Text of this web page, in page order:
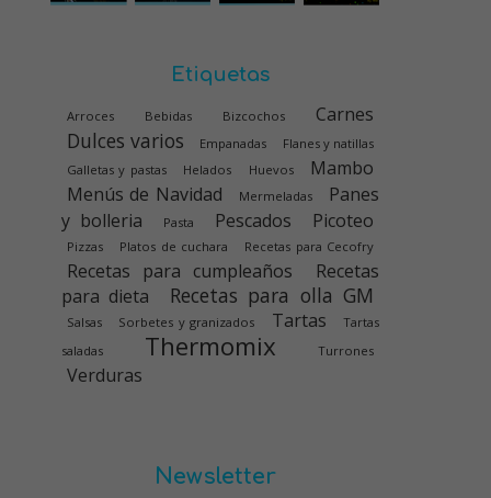
Etiquetas
Arroces Bebidas Bizcochos Carnes
Dulces varios Empanadas
Flanes y natillas
Galletas y pastas
Helados Huevos
Mambo
Menús de Navidad
Mermeladas
Panes
y bolleria
Pasta Pescados Picoteo
Pizzas Platos de cuchara Recetas para Cecofry
Recetas para cumpleaños
Recetas
para dieta
Recetas para olla GM
Salsas Sorbetes y granizados Tartas
Tartas
saladas
Thermomix Turrones
Verduras
Newsletter